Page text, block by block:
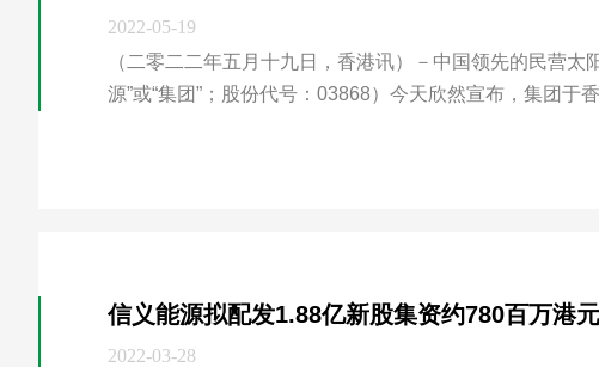
2022-05-19
（二零二二年五月十九日，香港讯）－中国领先的民营
源”或“集团”；股份代号：03868）今天欣然宣布，集团于
信义能源拟配发1.88亿新股集资约780百万港元
2022-03-28